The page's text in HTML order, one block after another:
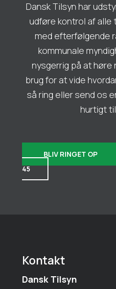
Dansk Tilsyn har
udføre kontrol af alle
med efterfølgende
kommunale
nysgerrig på at
brug for at vide
så ring eller send os
hurtigt
BLIV RINGET OP
45
Kontakt
Dansk Tilsyn